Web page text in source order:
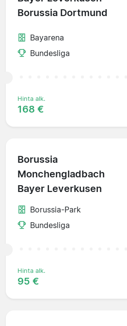
Borussia Dortmund
Bayarena
Bundesliga
Hinta alk.
168 €
Borussia
Monchengladbach
Bayer Leverkusen
Borussia-Park
Bundesliga
Hinta alk.
95 €